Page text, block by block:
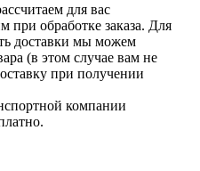
для вас
при обработке заказа. Для
доставки мы можем
(в этом случае вам не
при получении
компании